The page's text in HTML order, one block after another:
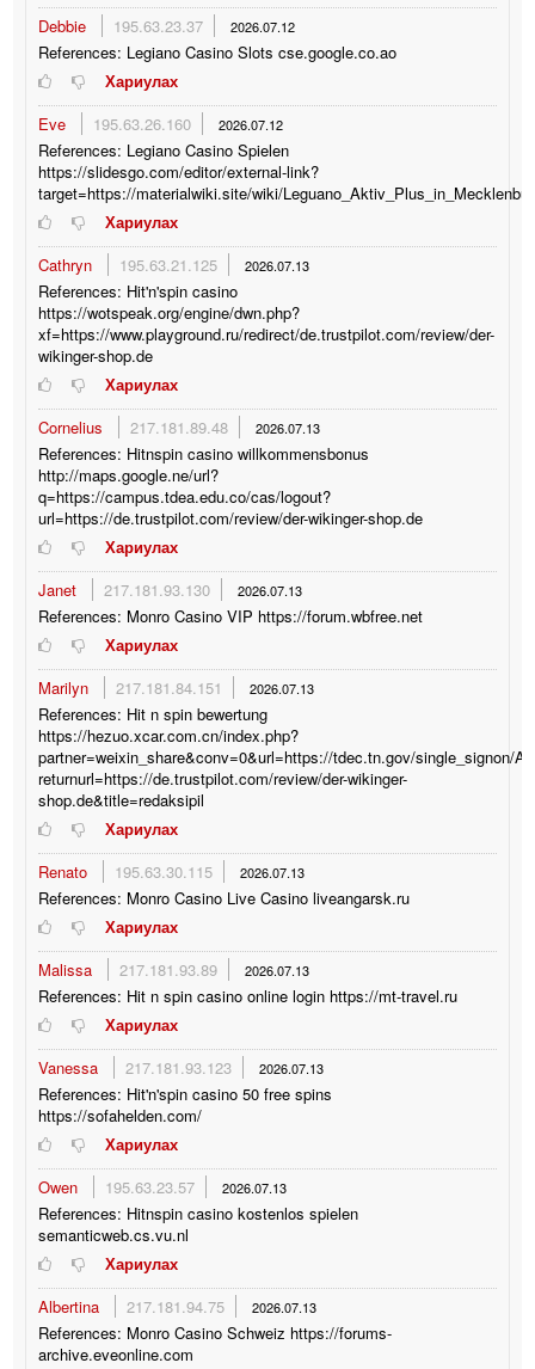
Debbie
195.63.23.37 2026.07.12
References: Legiano Casino Slots cse.google.co.ao
Хариулах
Eve
195.63.26.160 2026.07.12
References: Legiano Casino Spielen
https://slidesgo.com/editor/external-link?
target=https://materialwiki.site/wiki/
Хариулах
Cathryn
195.63.21.125 2026.07.13
References: Hit'n'spin casino
https://wotspeak.org/engine/dwn.php?
xf=https://www.playground.ru/redirect/de.trustpilot.com/review/der-
wikinger-shop.de
Хариулах
Cornelius
217.181.89.48 2026.07.13
References: Hitnspin casino willkommensbonus
http://maps.google.ne/url?
q=https://campus.tdea.edu.co/cas/logout?
url=https://de.trustpilot.com/review/der-wikinger-shop.de
Хариулах
Janet
217.181.93.130 2026.07.13
References: Monro Casino VIP https://forum.wbfree.net
Хариулах
Marilyn
217.181.84.151 2026.07.13
References: Hit n spin bewertung
https://hezuo.xcar.com.cn/index.php?
partner=weixin_share&conv=0&url=https://tdec.tn.gov/single_signon/
returnurl=https://de.trustpilot.com/review/der-wikinger-
shop.de&title=redaksipil
Хариулах
Renato
195.63.30.115 2026.07.13
References: Monro Casino Live Casino liveangarsk.ru
Хариулах
Malissa
217.181.93.89 2026.07.13
References: Hit n spin casino online login https://mt-travel.ru
Хариулах
Vanessa
217.181.93.123 2026.07.13
References: Hit'n'spin casino 50 free spins
https://sofahelden.com/
Хариулах
Owen
195.63.23.57 2026.07.13
References: Hitnspin casino kostenlos spielen
semanticweb.cs.vu.nl
Хариулах
Albertina
217.181.94.75 2026.07.13
References: Monro Casino Schweiz https://forums-
archive.eveonline.com